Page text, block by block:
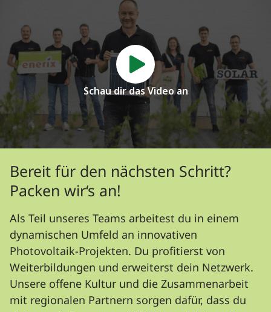
Schau dir das Video an
Bereit für den nächsten Schritt?
Packen wir‘s an!
Als Teil unseres Teams arbeitest du in einem
dynamischen Umfeld an innovativen
Photovoltaik-Projekten. Du profitierst von
Weiterbildungen und erweiterst dein Netzwerk.
Unsere offene Kultur und die Zusammenarbeit
mit regionalen Partnern sorgen dafür, dass du